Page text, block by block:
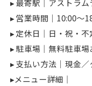
▸ 最寄駅｜アストラム
▸ 営業時間｜10:00〜
▸ 定休日｜日・祝・不
▸ 駐車場｜無料駐車場
▸ 支払い方法｜現金
▸メニュー詳細｜